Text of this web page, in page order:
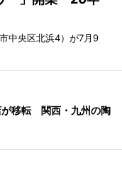
中央区北浜4）が7月9
が移転 関西・九州の陶